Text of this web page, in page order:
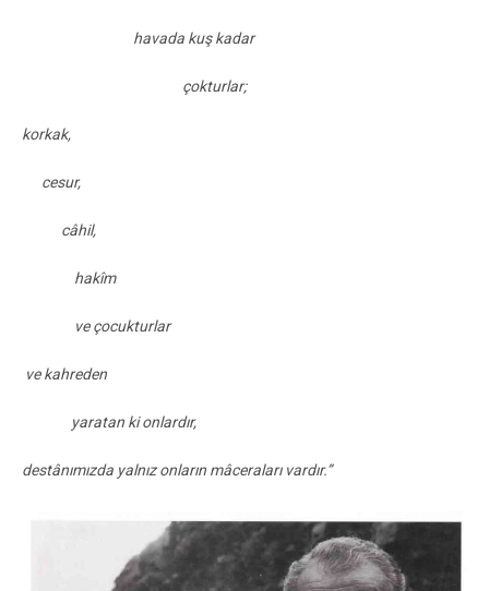
havada kuş kadar
çokturlar;
korkak,
cesur,
câhil,
hakîm
ve çocukturlar
ve kahreden
yaratan ki onlardır,
destânımızda yalnız onların mâceraları vardır.”